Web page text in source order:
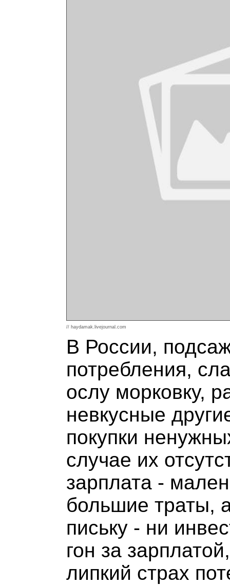
// haydamak.livejournal.com
В России,
потребления,
ослу морковку,
невкусные
покупки
случае их
зарплата -
большие траты,
письку - ни
гон за
липкий страх